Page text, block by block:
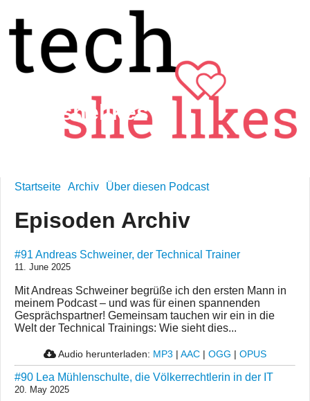
techshelikes
Startseite Archiv Über diesen Podcast
Episoden Archiv
#91 Andreas Schweiner, der Technical Trainer
11. June 2025
Mit Andreas Schweiner begrüße ich den ersten Mann in
meinem Podcast – und was für einen spannenden
Gesprächspartner! Gemeinsam tauchen wir ein in die
Welt der Technical Trainings: Wie sieht dies...
Audio herunterladen: MP3 | AAC | OGG | OPUS
#90 Lea Mühlenschulte, die Völkerrechtlerin in der IT
20. May 2025